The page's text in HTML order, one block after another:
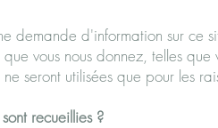
demande d'information sur ce
vous nous donnez, telles
seront utilisées que pour les
recueillies ?